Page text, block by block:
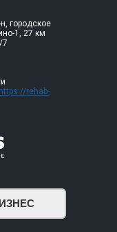
городское
1, 27 км
7
https://rehab-